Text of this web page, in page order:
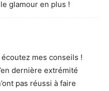
glamour en plus !
mes conseils !
dernière extrémité
pas réussi à faire